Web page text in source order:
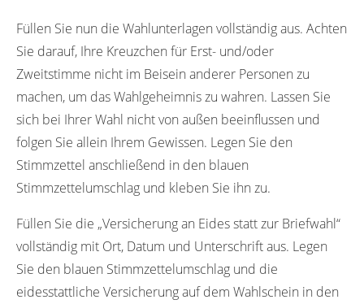
Füllen Sie nun die Wahlunterlagen vollständig aus. Achten
Sie darauf, Ihre Kreuzchen für Erst- und/oder
Zweitstimme nicht im Beisein anderer Personen zu
machen, um das Wahlgeheimnis zu wahren. Lassen Sie
sich bei Ihrer Wahl nicht von außen beeinflussen und
folgen Sie allein Ihrem Gewissen. Legen Sie den
Stimmzettel anschließend in den blauen
Stimmzettelumschlag und kleben Sie ihn zu.
Füllen Sie die „Versicherung an Eides statt zur Briefwahl“
vollständig mit Ort, Datum und Unterschrift aus. Legen
Sie den blauen Stimmzettelumschlag und die
eidesstattliche Versicherung auf dem Wahlschein in den